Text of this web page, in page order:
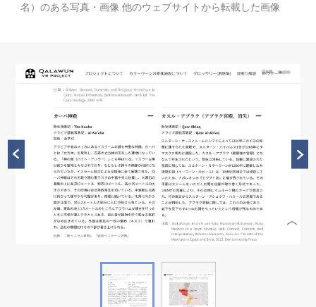
名）のある写真・画像 他のウェブサイトから転載した画像